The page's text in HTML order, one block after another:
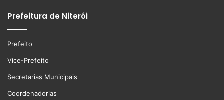
Prefeitura de Niterói
Prefeito
Vice-Prefeito
Secretarias Municipais
Coordenadorias